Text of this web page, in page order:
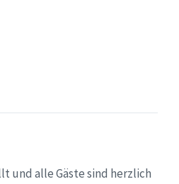
und alle Gäste sind herzlich